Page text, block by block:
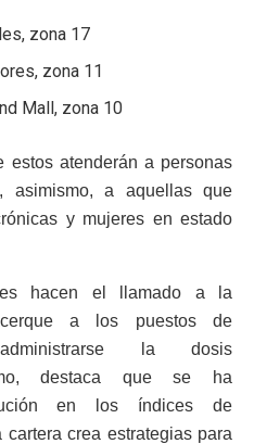
zona 17
zona 11
Mall, zona 10
estos atenderán a personas
asimismo, a aquellas que
y mujeres en estado
hacen el llamado a la
a los puestos de
la dosis
destaca que se ha
en los índices de
crea estrategias para